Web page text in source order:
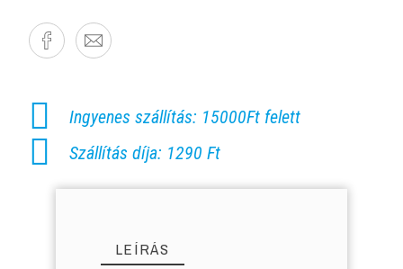
Ingyenes szállítás: 15000Ft felett
Szállítás díja: 1290 Ft
LEÍRÁS